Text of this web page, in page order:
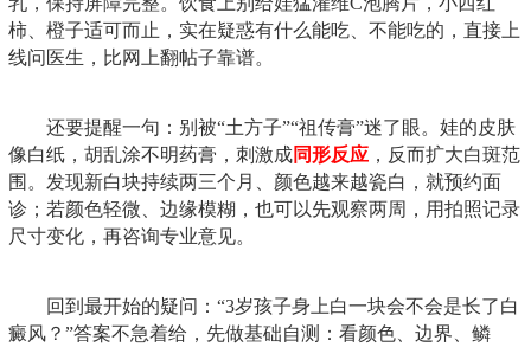
柿、橙子适可而止，实在疑惑有什么能吃、不能吃的，直接上
线问医生，比网上翻帖子靠谱。
还要提醒一句：别被“土方子”“祖传膏”迷了眼。娃的皮肤
像白纸，胡乱涂不明药膏，刺激成同形反应 ，反而扩大白斑范
围。发现新白块持续两三个月、颜色越来越瓷白，就预约面
诊；若颜色轻微、边缘模糊，也可以先观察两周，用拍照记录
尺寸变化，再咨询专业意见。
回到最开始的疑问：“3岁孩子身上白一块会不会是长了白
癜风？”答案不急着给，先做基础自测：看颜色、边界、鳞